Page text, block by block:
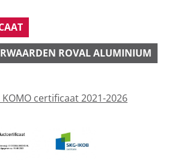
ROVAL ALUMINIUM
certificaat 2021-2026